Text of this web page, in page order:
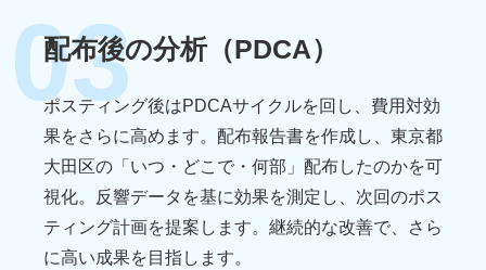
03
配布後の分析（PDCA）
ポスティング後はPDCAサイクルを回し、費用対効
果をさらに高めます。 配布報告書を作成し、東京都
大田区の「いつ・どこで・何部」配布したのかを可
視化。反響データを基に効果を測定し、次回のポス
ティング計画を提案します。継続的な改善で、さら
に高い成果を目指します。